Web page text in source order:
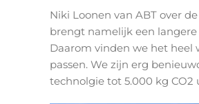
Niki Loonen van ABT over
brengt namelijk een
Daarom vinden we het heel
passen. We zijn erg
technolgie tot 5.000 kg CO2